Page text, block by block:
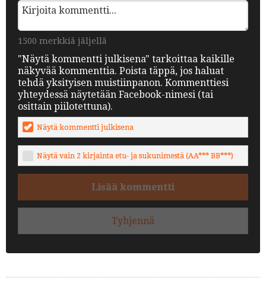
1500 merkkiä jäljellä
"Näytä kommentti julkisena" tarkoittaa kaikille
näkyvää kommenttia. Poista täppä, jos haluat
tehdä yksityisen muistiinpanon. Kommenttiesi
yhteydessä näytetään Facebook-nimesi (tai
osittain piilotettuna).
Näytä kommentti julkisena
Näytä vain 2 kirjainta etu- ja sukunimestä (AA*** BB***)
Lisää kommentti
Tyhjennä